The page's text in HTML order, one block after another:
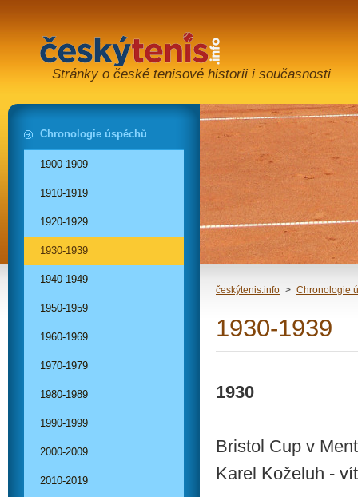
Stránky o české tenisové historii i současnosti
českýtenis.info > Chronologie
1930-1939
1930
Bristol Cup v
Karel Koželuh -
Chronologie úspěchů
1900-1909
1910-1919
1920-1929
1930-1939
1940-1949
1950-1959
1960-1969
1970-1979
1980-1989
1990-1999
2000-2009
2010-2019